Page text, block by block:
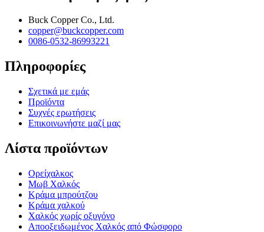
Buck Copper Co., Ltd.
copper@buckcopper.com
0086-0532-86993221
Πληροφορίες
Σχετικά με εμάς
Προϊόντα
Συχνές ερωτήσεις
Επικοινωνήστε μαζί μας
Λίστα προϊόντων
Ορείχαλκος
Μωβ Χαλκός
Κράμα μπρούτζου
Κράμα χαλκού
Χαλκός χωρίς οξυγόνο
Αποοξειδωμένος Χαλκός από Φώσφορο